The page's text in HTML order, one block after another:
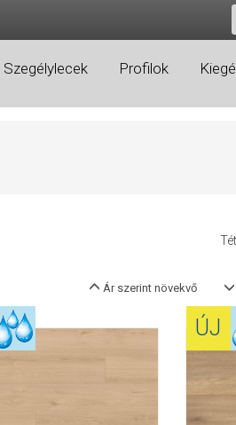
Szegélylecek Profilok
Ár szerint növekvő
ÚJ